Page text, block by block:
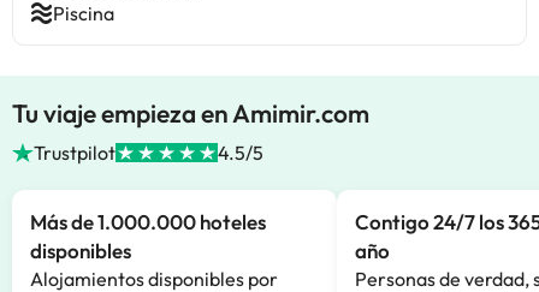
Piscina
Tu viaje empieza en Amimir.com
Trustpilot 4.5/5
Más de 1.000.000 hoteles
disponibles
Alojamientos disponibles por
Contigo 24/7 los
año
Personas de verdad,